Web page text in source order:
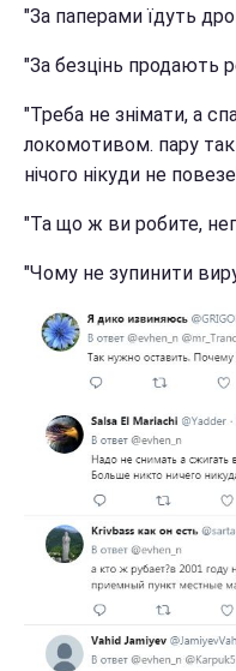
"За паперами їдуть
"За безцінь продають
"Треба не знімати, а
локомотивом. пару
нічого нікуди не
"Та що ж ви робите,
"Чому не зупинити